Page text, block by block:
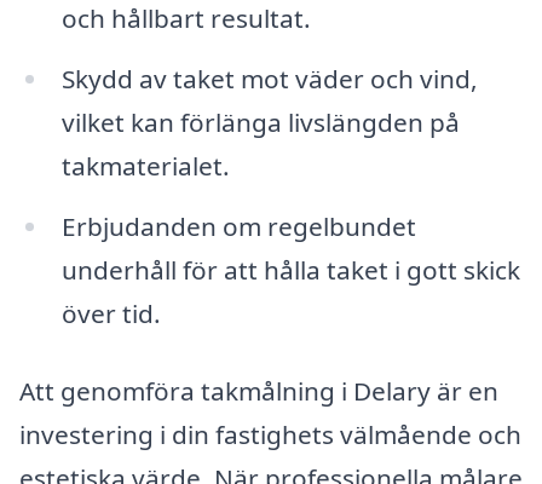
och hållbart resultat.
Skydd av taket mot väder och vind,
vilket kan förlänga livslängden på
takmaterialet.
Erbjudanden om regelbundet
underhåll för att hålla taket i gott skick
över tid.
Att genomföra takmålning i Delary är en
investering i din fastighets välmående och